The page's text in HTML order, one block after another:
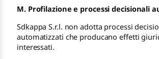
M. Profilazione e processi decisionali
Sdkappa S.r.l. non adotta processi
automatizzati che producano effetti
interessati.